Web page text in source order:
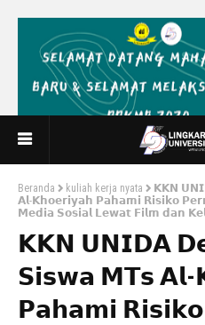
Beranda kuliah kerja nyata
𝗞𝗞𝗡
𝗔𝗹-𝗞𝗵𝗼𝗲𝗿𝗶𝘆𝗮𝗵 𝗣𝗮𝗵𝗮𝗺𝗶 𝗥𝗶𝘀𝗶𝗸𝗼
𝗠𝗲𝗱𝗶𝗮 𝗦𝗼𝘀𝗶𝗮𝗹 𝗟𝗲𝘄𝗮𝘁 𝗙𝗶𝗹𝗺 𝗱𝗮𝗻
𝗞𝗞𝗡 𝗨𝗡𝗜𝗗𝗔
𝗦𝗶𝘀𝘄𝗮 𝗠𝗧𝘀 𝗔𝗹-
𝗣𝗮𝗵𝗮𝗺𝗶